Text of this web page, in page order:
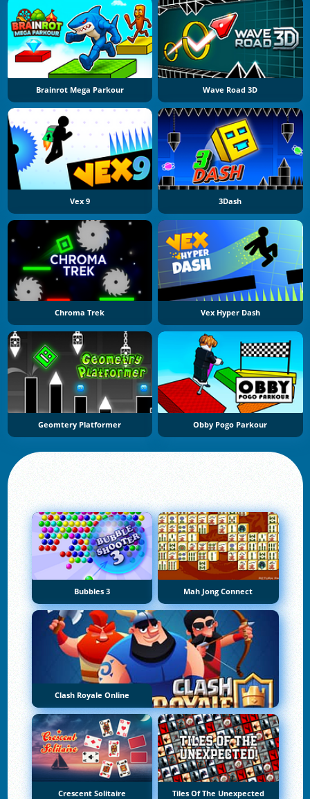
Brainrot Mega Parkour Wave Road 3D
Vex 9 3Dash
Chroma Trek Vex Hyper Dash
Geomtery Platformer Obby Pogo Parkour
Bubbles 3 Mah Jong Connect
Clash Royale Online
Crescent Solitaire Tiles Of The Unexpected